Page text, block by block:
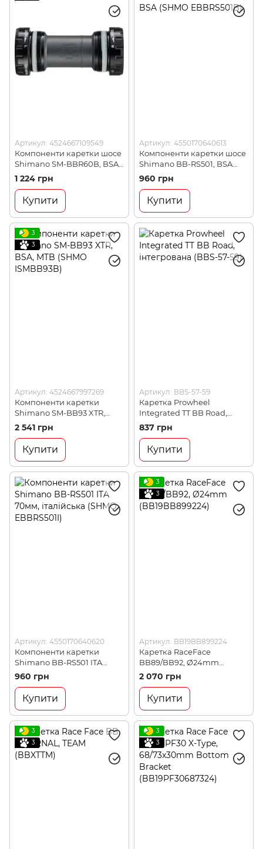
Артикул: 4524667109549
Компоненти каретки шосе
Shimano SM-BBR60B, BSA
(SMBBR60B)
1 224 грн
Купити
Артикул: 4550170640613
Компоненти каретки шосе
Shimano BB-RS501, BSA
(SHMO EBBRS501B)
960 грн
Купити
3
3
Артикул: 4524667997269
Компоненти каретки
Shimano SM-BB93 XTR,
BSA, MTB (SHMO
ISMBB93B)
2 541 грн
Купити
Артикул: BBS-57-59
Каретка Prowheel
Integrated TT BB Road,
інтегрована (BBS-57-59)
837 грн
Купити
Артикул: 4550170640620
Компоненти каретки
Shimano BB-RS501 ITA
70мм, італійська (SHMO
EBBRS501I)
960 грн
Купити
3
3
Артикул: BB19BB899224
Каретка RaceFace
BB89/BB92, Ø24mm
(BB19BB899224)
2 070 грн
Купити
3
3
3
3